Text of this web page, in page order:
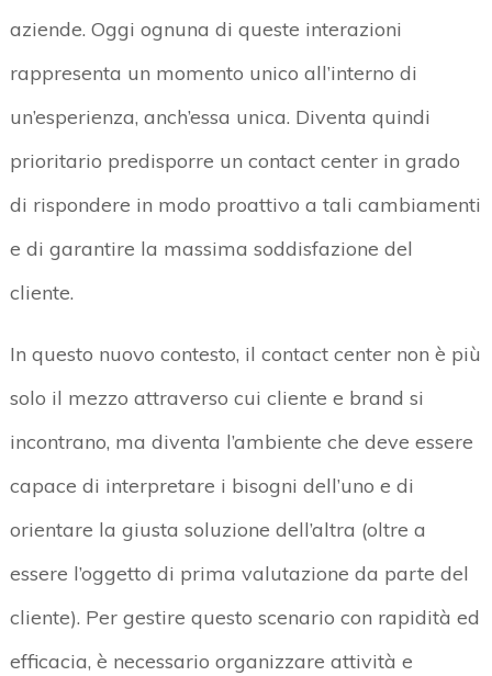
aziende. Oggi ognuna di queste interazioni
rappresenta un momento unico all’interno di
un’esperienza, anch’essa unica. Diventa quindi
prioritario predisporre un contact center in grado
di rispondere in modo proattivo a tali cambiamenti
e di garantire la massima soddisfazione del
cliente.
In questo nuovo contesto, il contact center non è più
solo il mezzo attraverso cui cliente e brand si
incontrano, ma diventa l’ambiente che deve essere
capace di interpretare i bisogni dell’uno e di
orientare la giusta soluzione dell’altra (oltre a
essere l’oggetto di prima valutazione da parte del
cliente). Per gestire questo scenario con rapidità ed
efficacia, è necessario organizzare attività e